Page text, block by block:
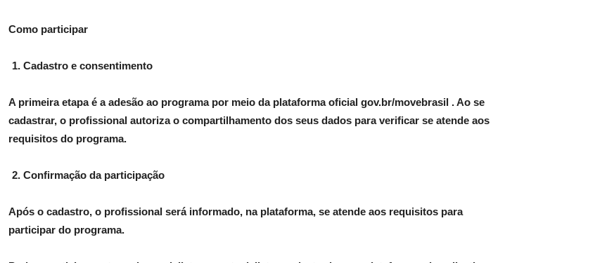
Como participar
Cadastro e consentimento
A primeira etapa é a adesão ao programa por meio da plataforma oficial gov.br/movebrasil . Ao se
cadastrar, o profissional autoriza o compartilhamento dos seus dados para verificar se atende aos
requisitos do programa.
Confirmação da participação
Após o cadastro, o profissional será informado, na plataforma, se atende aos requisitos para
participar do programa.